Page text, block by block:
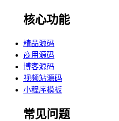
核心功能
精品源码
商用源码
博客源码
视频站源码
小程序模板
常见问题